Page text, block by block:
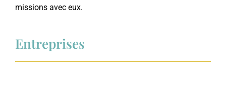
missions avec eux.
Entreprises